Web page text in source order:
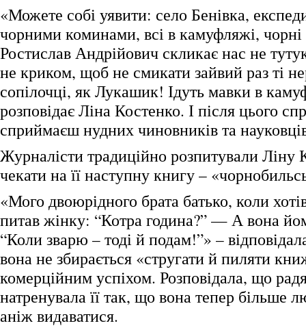
«Можете собі уявити: село Бенівка,
чорними коминами, всі в камуфляжі, чорні
Ростислав Андрійович скликає нас не
не криком, щоб не смикати зайвий раз ті
сопілочці, як Лукашик! Ідуть мавки в
розповідає Ліна Костенко. І після цього
сприймаєш нудних чиновників та
Журналісти традиційно розпитували Ліну
чекати на її наступну книгу –
«Мого двоюрідного брата батько, коли
питав жінку: “Котра година?” — А вона
“Коли зварю – тоді й подам!”» –
вона не збирається «стругати й пиляти
комерційним успіхом. Розповідала, що
натренувала її так, що вона тепер більше
аніж видаватися.